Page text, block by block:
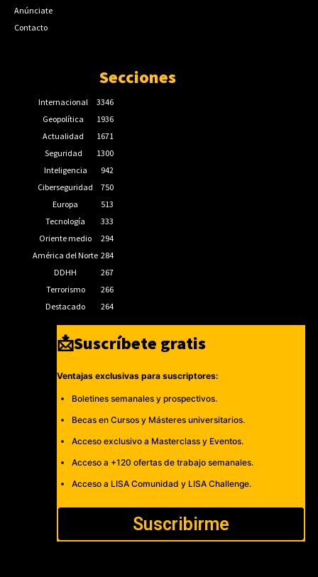
Anúnciate
Contacto
Secciones
Internacional
3346
Geopolítica
1936
Actualidad
1671
Seguridad
1300
Inteligencia
942
Ciberseguridad
750
Europa
513
Tecnología
333
Oriente medio
294
América del Norte 284
DDHH
267
Terrorismo
266
Destacado
264
📩Suscríbete gratis
Ventajas exclusivas para suscriptores:
Boletines semanales y prospectivos.
Becas en Cursos y Másteres universitarios.
Acceso exclusivo a Masterclass y Eventos.
Acceso a +120 ofertas de trabajo semanales.
Acceso a LISA Comunidad y LISA Challenge.
Suscribirme